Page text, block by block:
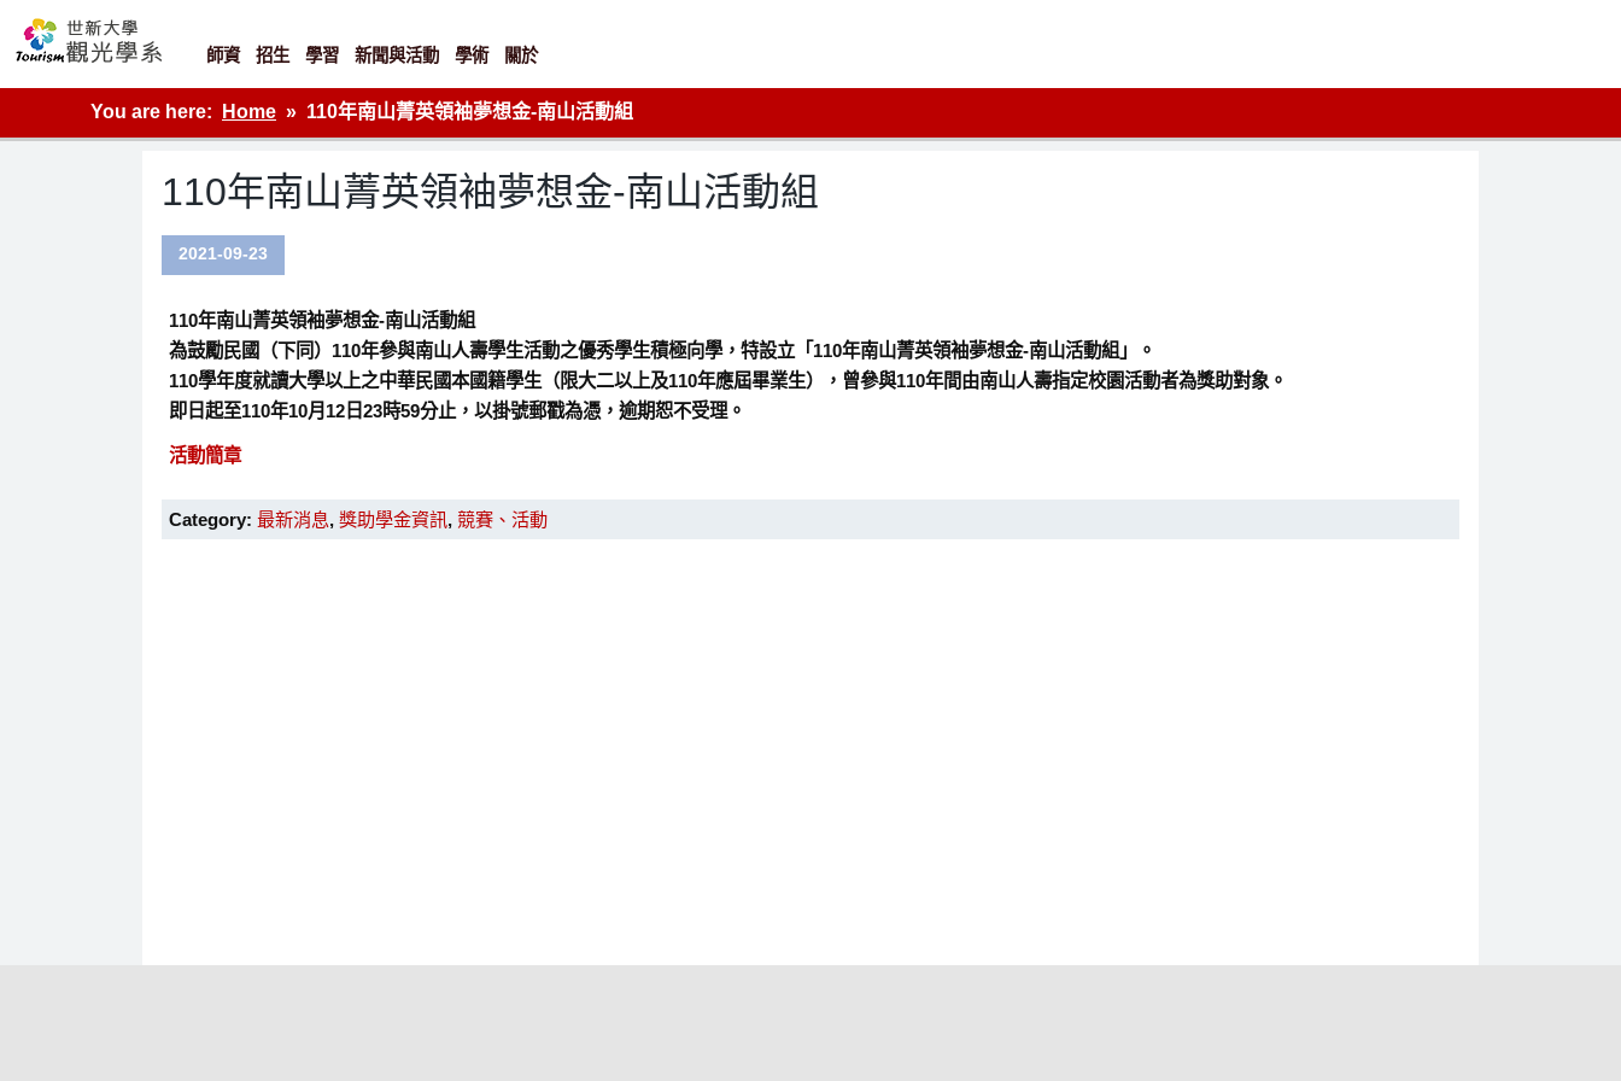
content
世新大學觀光學系網站
師資 招生 學習 新聞與活動 學術 關於
You are here: Home 110年南山菁英領袖夢想金-南山活動組
110年南山菁英領袖夢想金-南山活動組
2021-09-23
110年南山菁英領袖夢想金-南山活動組
為鼓勵民國（下同）110年參與南山人壽學生活動之優秀學生積極向學，特設立「110年南山菁英領袖夢想金-南山活動組」。
110學年度就讀大學以上之中華民國本國籍學生（限大二以上及110年應屆畢業生），曾參與110年間由南山人壽指定校園活動者為獎助對象。
即日起至110年10月12日23時59分止，以掛號郵戳為憑，逾期恕不受理。
活動簡章
Category: 最新消息, 獎助學金資訊, 競賽、活動